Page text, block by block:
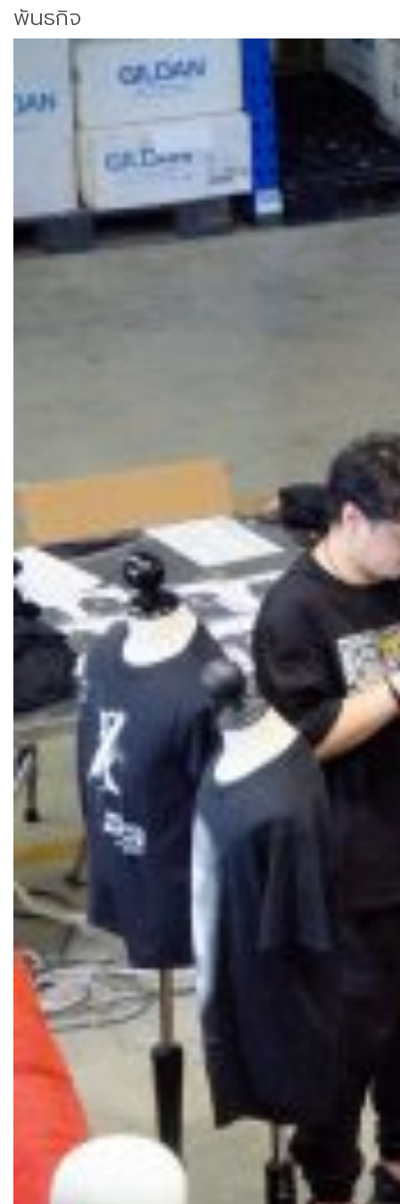
พันธกิจ